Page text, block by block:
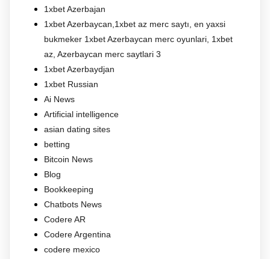
1xbet Azerbajan
1xbet Azerbaycan,1xbet az merc saytı, en yaxsi
bukmeker 1xbet Azerbaycan merc oyunlari, 1xbet
az, Azerbaycan merc saytlari 3
1xbet Azerbaydjan
1xbet Russian
Ai News
Artificial intelligence
asian dating sites
betting
Bitcoin News
Blog
Bookkeeping
Chatbots News
Codere AR
Codere Argentina
codere mexico